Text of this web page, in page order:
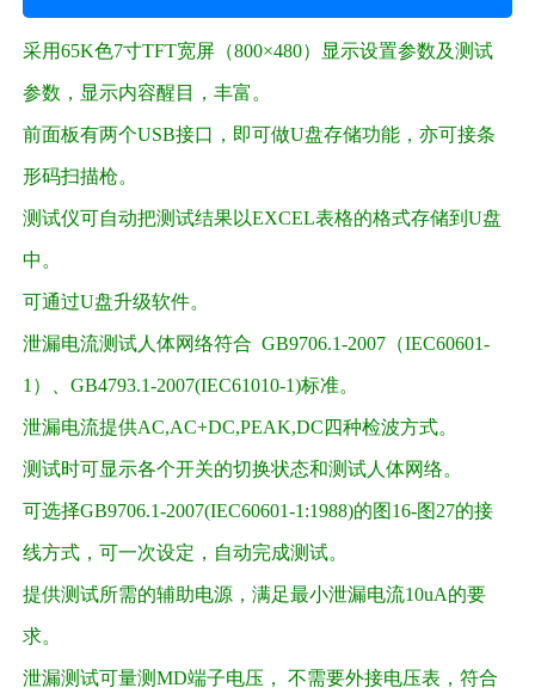
采用65K色7寸TFT宽屏（800×480）显示设置参数及测试
参数，显示内容醒目，丰富。
前面板有两个USB接口，即可做U盘存储功能，亦可接条
形码扫描枪。
测试仪可自动把测试结果以EXCEL表格的格式存储到U盘
中。
可通过U盘升级软件。
泄漏电流测试人体网络符合 GB9706.1-2007（IEC60601-
1）、GB4793.1-2007(IEC61010-1)标准。
泄漏电流提供AC,AC+DC,PEAK,DC四种检波方式。
测试时可显示各个开关的切换状态和测试人体网络。
可选择GB9706.1-2007(IEC60601-1:1988)的图16-图27的接
线方式，可一次设定，自动完成测试。
提供测试所需的辅助电源，满足最小泄漏电流10uA的要
求。
泄漏测试可量测MD端子电压， 不需要外接电压表，符合